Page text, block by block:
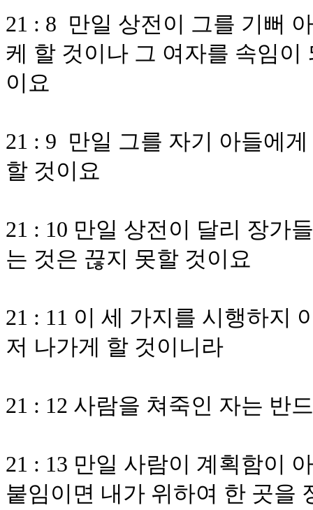
21 : 8 만일 상전이 그를 기뻐
케 할 것이나 그 여자를 속임
이요
21 : 9 만일 그를 자기 아들에
할 것이요
21 : 10 만일 상전이 달리 장가
는 것은 끊지 못할 것이요
21 : 11 이 세 가지를 시행하지
저 나가게 할 것이니라
21 : 12 사람을 쳐죽인 자는 반
21 : 13 만일 사람이 계획함이
붙임이면 내가 위하여 한 곳을